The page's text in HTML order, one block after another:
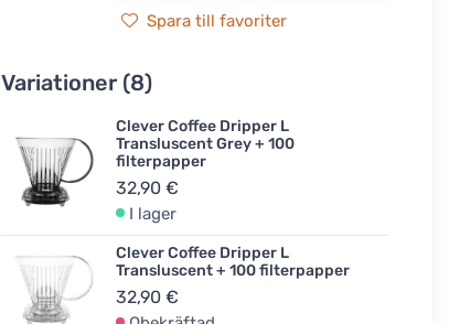
Spara till favoriter
Variationer (8)
Clever Coffee Dripper L
Transluscent Grey + 100
filterpapper
32,90 €
I lager
Clever Coffee Dripper L
Transluscent + 100 filterpapper
32,90 €